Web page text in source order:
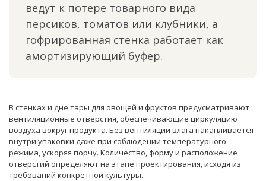
ведут к потере товарного вида
персиков, томатов или клубники, а
гофрированная стенка работает как
амортизирующий буфер.
В стенках и дне тары для овощей и фруктов предусматривают
вентиляционные отверстия, обеспечивающие циркуляцию
воздуха вокруг продукта. Без вентиляции влага накапливается
внутри упаковки даже при соблюдении температурного
режима, ускоряя порчу. Количество, форму и расположение
отверстий определяют на этапе проектирования, исходя из
требований конкретной культуры.